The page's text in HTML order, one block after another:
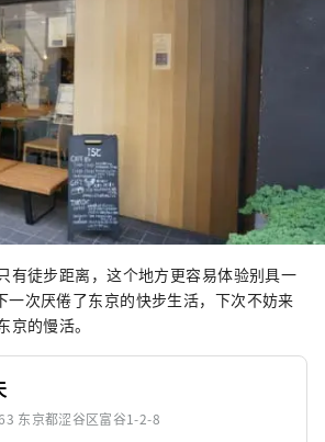
徒步距离，这个地方更容易体验别具一
一次厌倦了东京的快步生活，下次不妨来
的慢活。
东京都涩谷区富谷1-2-8